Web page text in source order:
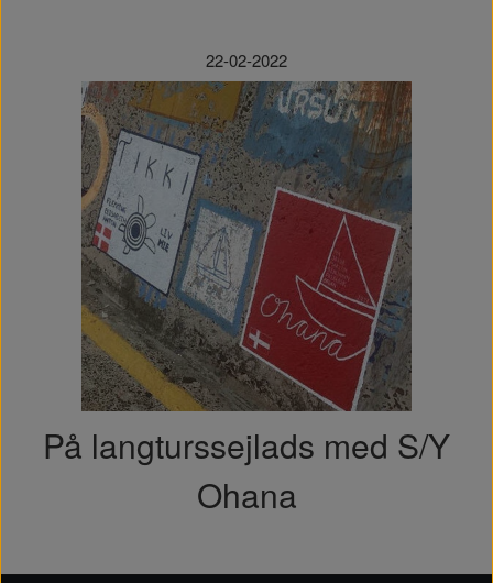
22-02-2022
På langturssejlads med S/Y
Ohana